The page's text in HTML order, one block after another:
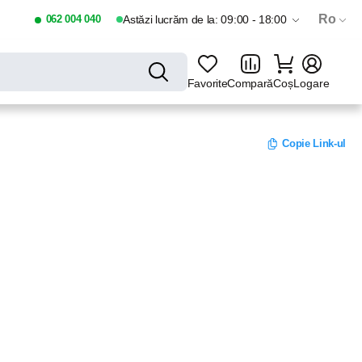
062 004 040 Astăzi lucrăm de la: 09:00 - 18:00 Ro
FavoriteComparăCoșLogare
Copie Link-ul